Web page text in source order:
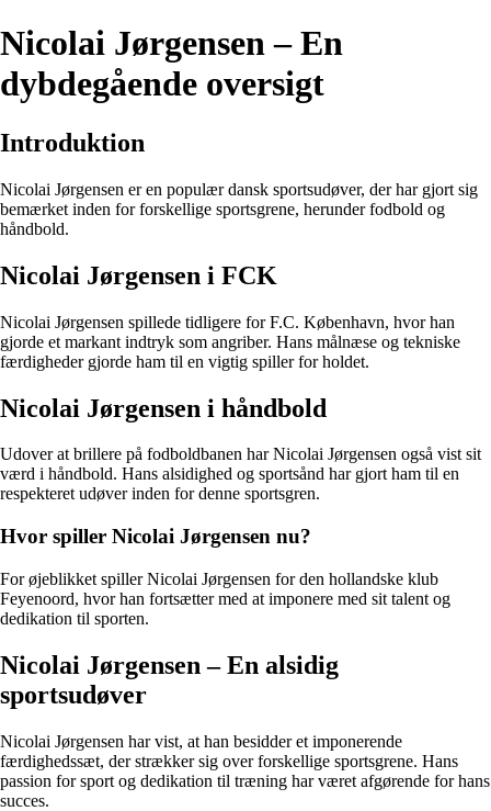
Nicolai Jørgensen – En
dybdegående oversigt
Introduktion
Nicolai Jørgensen er en populær dansk sportsudøver, der har gjort sig
bemærket inden for forskellige sportsgrene, herunder fodbold og
håndbold.
Nicolai Jørgensen i FCK
Nicolai Jørgensen spillede tidligere for F.C. København, hvor han
gjorde et markant indtryk som angriber. Hans målnæse og tekniske
færdigheder gjorde ham til en vigtig spiller for holdet.
Nicolai Jørgensen i håndbold
Udover at brillere på fodboldbanen har Nicolai Jørgensen også vist sit
værd i håndbold. Hans alsidighed og sportsånd har gjort ham til en
respekteret udøver inden for denne sportsgren.
Hvor spiller Nicolai Jørgensen nu?
For øjeblikket spiller Nicolai Jørgensen for den hollandske klub
Feyenoord, hvor han fortsætter med at imponere med sit talent og
dedikation til sporten.
Nicolai Jørgensen – En alsidig
sportsudøver
Nicolai Jørgensen har vist, at han besidder et imponerende
færdighedssæt, der strækker sig over forskellige sportsgrene. Hans
passion for sport og dedikation til træning har været afgørende for hans
succes.